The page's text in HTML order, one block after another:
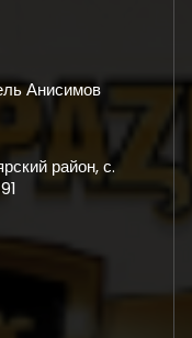
Анисимов
район, с.